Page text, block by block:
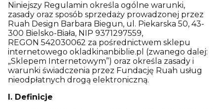
Niniejszy Regulamin określa ogólne warunki,
zasady oraz sposób sprzedaży prowadzonej przez
Ruah Design Barbara Biegun, ul. Piekarska 50, 43-
300 Bielsko-Biała, NIP 9371297559,
REGON 542030062 za pośrednictwem sklepu
internetowego okladkinanbiblie.pl (zwanego dalej:
„Sklepem Internetowym”) oraz określa zasady i
warunki świadczenia przez Fundację Ruah usług
nieodpłatnych drogą elektroniczną.
I. Definicje